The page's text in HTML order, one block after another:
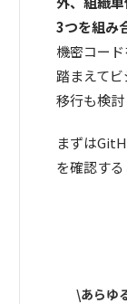
3つを組み
機密コー
踏まえて
移行も検討
まずは
を確認す
\あらゆ